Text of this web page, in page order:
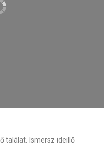
találat. Ismersz ideillő